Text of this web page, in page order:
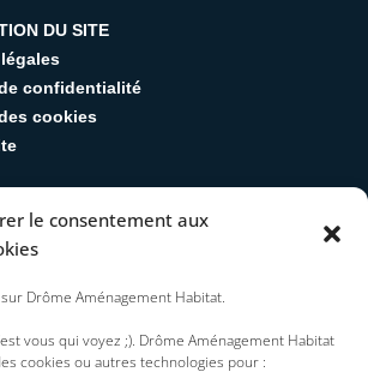
le consentement aux
Drôme Aménagement Habitat.
vous qui voyez ;). Drôme Aménagement Habitat
cookies ou autres technologies pour :
DU SITE
confidentialité
cookies
SUIVEZ-NOUS
T
w
t
t
L
i
k
e
R
s
s
I
n
s
t
a